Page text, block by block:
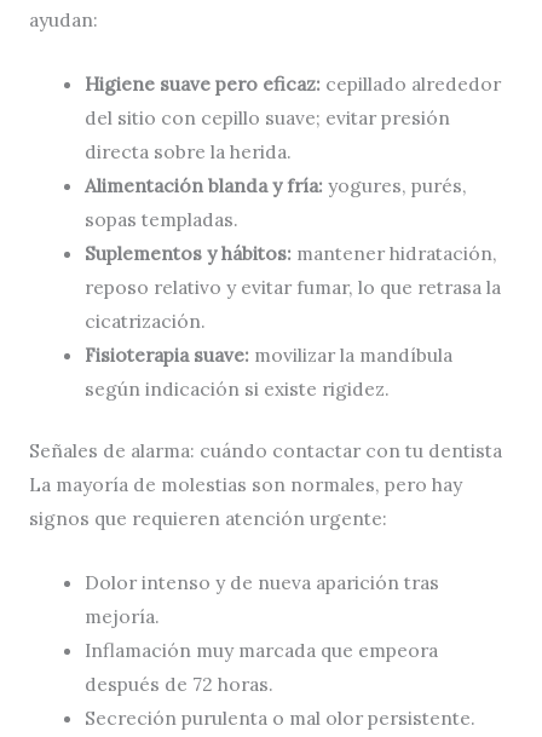
ayudan:
Higiene suave pero eficaz: cepillado alrededor
del sitio con cepillo suave; evitar presión
directa sobre la herida.
Alimentación blanda y fría: yogures, purés,
sopas templadas.
Suplementos y hábitos: mantener hidratación,
reposo relativo y evitar fumar, lo que retrasa la
cicatrización.
Fisioterapia suave: movilizar la mandíbula
según indicación si existe rigidez.
Señales de alarma: cuándo contactar con tu dentista
La mayoría de molestias son normales, pero hay
signos que requieren atención urgente:
Dolor intenso y de nueva aparición tras
mejoría.
Inflamación muy marcada que empeora
después de 72 horas.
Secreción purulenta o mal olor persistente.